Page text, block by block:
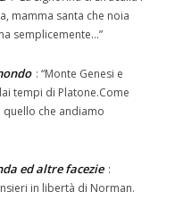
mamma santa che noia
semplicemente…”
: “Monte Genesi e
tempi di Platone.Come
che andiamo
ed altre facezie :
in libertà di Norman.